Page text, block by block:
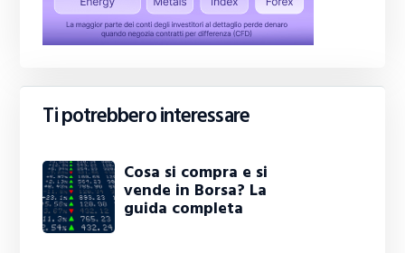
Ti potrebbero interessare
Cosa si compra e si
vende in Borsa? La
guida completa